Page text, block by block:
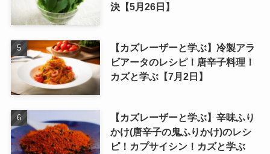
決【5月26日】
【カズレーザーと学ぶ】冷製アラ
ビアータのレシピ！唐辛子料理！
カズと学ぶ【7月2日】
【カズレーザーと学ぶ】辛味ふり
かけ(唐辛子の鬼ふりかけ)のレシ
ピ！カプサイシン！カズと学ぶ